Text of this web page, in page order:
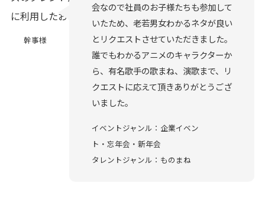
幹事様
会なので社員のお子様たちも参加して
いたため、老若男女わかるネタが良い
とリクエストさせていただきました。
誰でもわかるアニメのキャラクターか
ら、有名歌手の歌まね、演歌まで、リ
クエストに応えて頂きありがとうござ
いました。
イベントジャンル：企業イベン
ト・忘年会・新年会
タレントジャンル：ものまね